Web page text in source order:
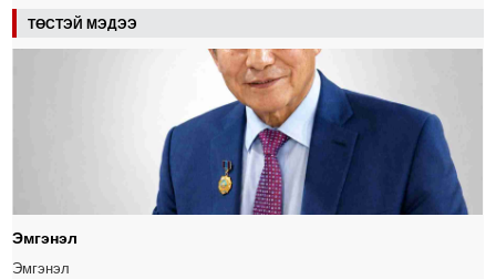
ТӨСТЭЙ МЭДЭЭ
Эмгэнэл
Эмгэнэл